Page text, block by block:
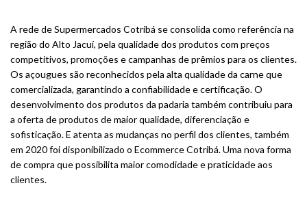
A rede de Supermercados Cotribá se consolida como referência na
região do Alto Jacuí, pela qualidade dos produtos com preços
competitivos, promoções e campanhas de prêmios para os clientes.
Os açougues são reconhecidos pela alta qualidade da carne que
comercializada, garantindo a confiabilidade e certificação. O
desenvolvimento dos produtos da padaria também contribuiu para
a oferta de produtos de maior qualidade, diferenciação e
sofisticação. E atenta as mudanças no perfil dos clientes, também
em 2020 foi disponibilizado o Ecommerce Cotribá. Uma nova forma
de compra que possibilita maior comodidade e praticidade aos
clientes.